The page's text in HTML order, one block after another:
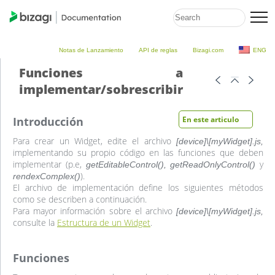
Notas de Lanzamiento API de reglas Bizagi.com ENG